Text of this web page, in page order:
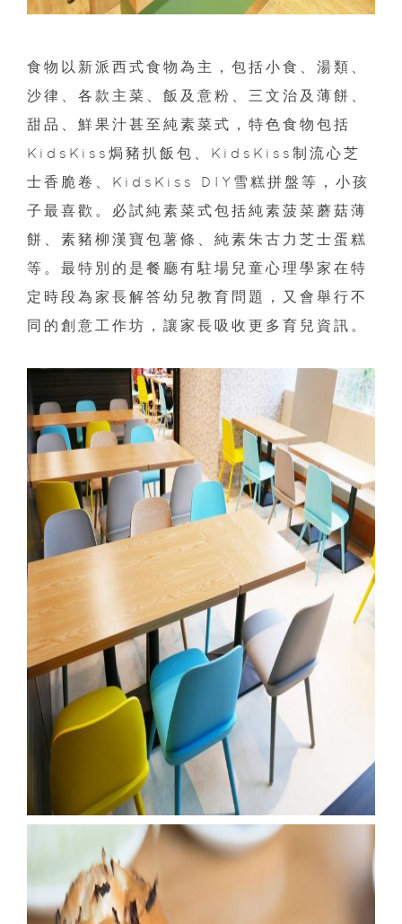
食物以新派西式食物為主，包括小食、湯類、
沙律、各款主菜、飯及意粉、三文治及薄餅、
甜品、鮮果汁甚至純素菜式，特色食物包括
KidsKiss焗豬扒飯包、KidsKiss制流心芝
士香脆卷、KidsKiss DIY雪糕拼盤等，小孩
子最喜歡。​必試純素菜式包括純素菠菜蘑菇薄
餅、素豬柳漢寶包薯條、純素朱古力芝士蛋糕
等。最特別的是餐廳有駐場兒童心理學家在特
定時段為家長解答幼兒教育問題，又會舉行不
同的創意工作坊，讓家長吸收更多育兒資訊。